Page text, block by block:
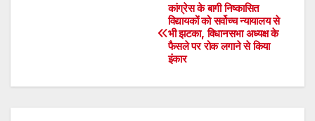
कांग्रेस के बागी निष्कासित
विद्यायकों को सर्वोच्च न्यायालय से
भी झटका, विधानसभा अध्यक्ष के
फैसले पर रोक लगाने से किया
इंकार